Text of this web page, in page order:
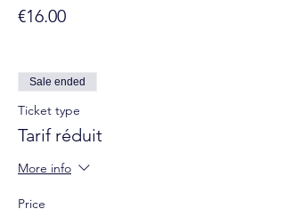
€16.00
Sale ended
Ticket type
Tarif réduit
More info
Price